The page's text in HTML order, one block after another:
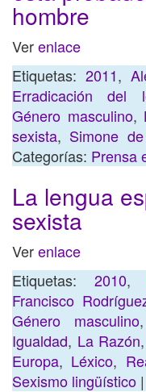
hombre
Verenlace
Etiquetas: 2011,
Erradicación del
Género masculino,
sexista, Simone
Categorías: Prensa
La lengua
sexista
Verenlace
Etiquetas: 2010,
Francisco
Género masculino,
Igualdad, La Razón,
Europa, Léxico,
Sexismo lingüístico